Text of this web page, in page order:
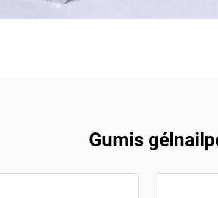
Gumis